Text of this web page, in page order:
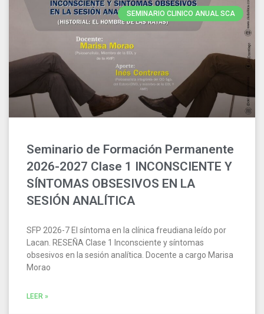
SEMINARIO CLINICO ANUAL SCA
Seminario de Formación Permanente
2026-2027 Clase 1 INCONSCIENTE Y
SÍNTOMAS OBSESIVOS EN LA
SESIÓN ANALÍTICA
SFP 2026-7 El síntoma en la clínica freudiana leído por
Lacan. RESEÑA Clase 1 Inconsciente y síntomas
obsesivos en la sesión analítica. Docente a cargo Marisa
Morao
LEER »